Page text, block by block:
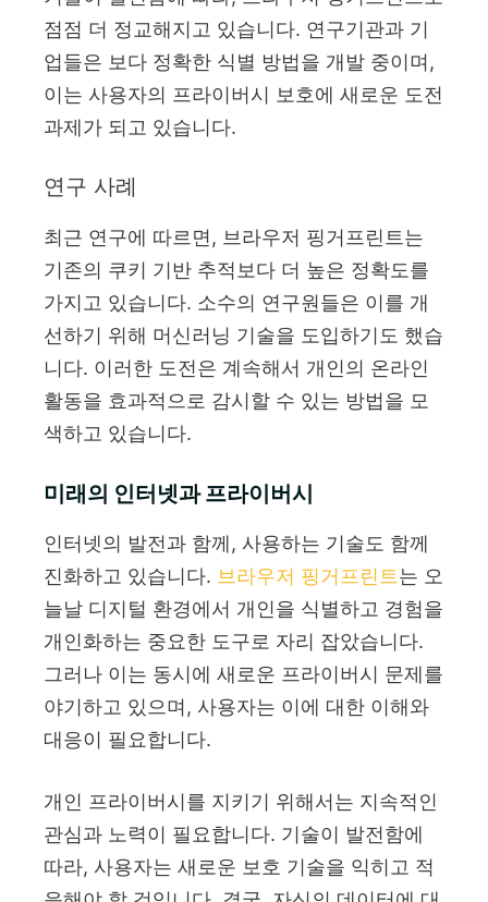
점점 더 정교해지고 있습니다. 연구기관과 기
업들은 보다 정확한 식별 방법을 개발 중이며,
이는 사용자의 프라이버시 보호에 새로운 도전
과제가 되고 있습니다.
연구 사례
최근 연구에 따르면, 브라우저 핑거프린트는
기존의 쿠키 기반 추적보다 더 높은 정확도를
가지고 있습니다. 소수의 연구원들은 이를 개
선하기 위해 머신러닝 기술을 도입하기도 했습
니다. 이러한 도전은 계속해서 개인의 온라인
활동을 효과적으로 감시할 수 있는 방법을 모
색하고 있습니다.
미래의 인터넷과 프라이버시
인터넷의 발전과 함께, 사용하는 기술도 함께
진화하고 있습니다. 브라우저 핑거프린트는 오
늘날 디지털 환경에서 개인을 식별하고 경험을
개인화하는 중요한 도구로 자리 잡았습니다.
그러나 이는 동시에 새로운 프라이버시 문제를
야기하고 있으며, 사용자는 이에 대한 이해와
대응이 필요합니다.
개인 프라이버시를 지키기 위해서는 지속적인
관심과 노력이 필요합니다. 기술이 발전함에
따라, 사용자는 새로운 보호 기술을 익히고 적